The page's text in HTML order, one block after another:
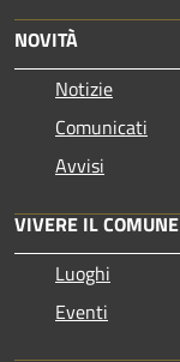
NOVITÀ
Notizie
Comunicati
Avvisi
VIVERE IL COMUNE
Luoghi
Eventi